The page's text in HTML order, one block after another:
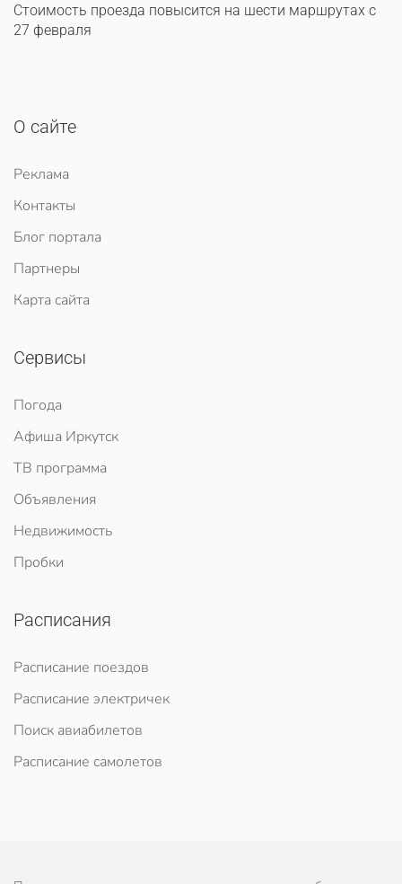
Стоимость проезда повысится на шести маршрутах с
27 февраля
О сайте
Реклама
Контакты
Блог портала
Партнеры
Карта сайта
Сервисы
Погода
Афиша Иркутск
ТВ программа
Объявления
Недвижимость
Пробки
Расписания
Расписание поездов
Расписание электричек
Поиск авиабилетов
Расписание самолетов